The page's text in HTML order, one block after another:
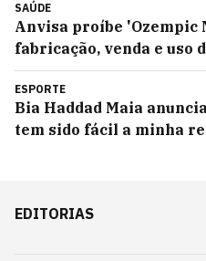
SAÚDE
Anvisa proíbe 'Ozempic
fabricação, venda e uso
ESPORTE
Bia Haddad Maia
tem sido fácil a minha
EDITORIAS